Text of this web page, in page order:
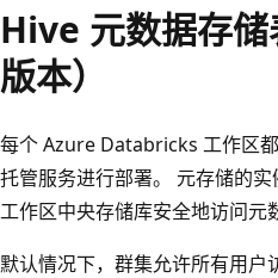
Hive 元数据存
版本）
每个 Azure Databricks 工作区
托管服务进行部署。 元存储的
工作区中央存储库安全地访问元
默认情况下，群集允许所有用